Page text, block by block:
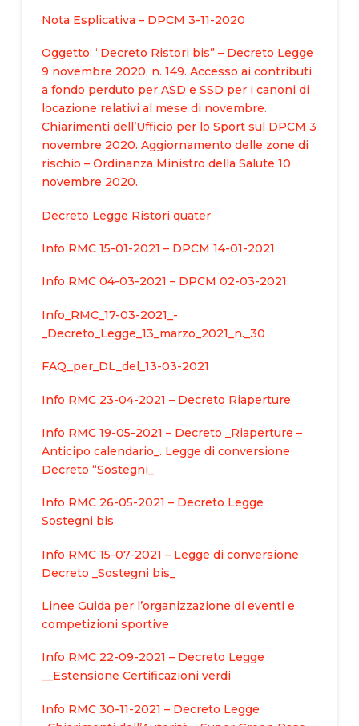
Nota Esplicativa – DPCM 3-11-2020
Oggetto: “Decreto Ristori bis” – Decreto Legge
9 novembre 2020, n. 149. Accesso ai contributi
a fondo perduto per ASD e SSD per i canoni di
locazione relativi al mese di novembre.
Chiarimenti dell’Ufficio per lo Sport sul DPCM 3
novembre 2020. Aggiornamento delle zone di
rischio – Ordinanza Ministro della Salute 10
novembre 2020.
Decreto Legge Ristori quater
Info RMC 15-01-2021 – DPCM 14-01-2021
Info RMC 04-03-2021 – DPCM 02-03-2021
Info_RMC_17-03-2021_-
_Decreto_Legge_13_marzo_2021_n._30
FAQ_per_DL_del_13-03-2021
Info RMC 23-04-2021 – Decreto Riaperture
Info RMC 19-05-2021 – Decreto _Riaperture –
Anticipo calendario_. Legge di conversione
Decreto “Sostegni_
Info RMC 26-05-2021 – Decreto Legge
Sostegni bis
Info RMC 15-07-2021 – Legge di conversione
Decreto _Sostegni bis_
Linee Guida per l’organizzazione di eventi e
competizioni sportive
Info RMC 22-09-2021 – Decreto Legge
__Estensione Certificazioni verdi
Info RMC 30-11-2021 – Decreto Legge